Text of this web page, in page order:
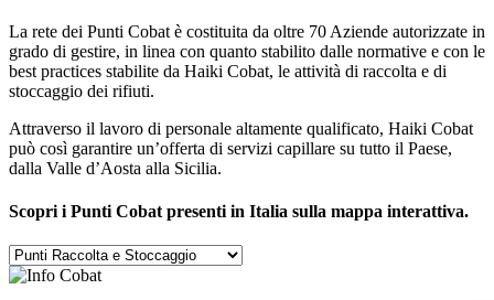
La rete dei Punti Cobat è costituita da oltre 70 Aziende autorizzate in
grado di gestire, in linea con quanto stabilito dalle normative e con le
best practices stabilite da Haiki Cobat, le attività di raccolta e di
stoccaggio dei rifiuti.
Attraverso il lavoro di personale altamente qualificato, Haiki Cobat
può così garantire un’offerta di servizi capillare su tutto il Paese,
dalla Valle d’Aosta alla Sicilia.
Scopri i Punti Cobat presenti in Italia sulla mappa interattiva.